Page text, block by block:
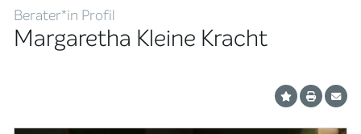
Berater*in Profil
Margaretha Kleine Kracht